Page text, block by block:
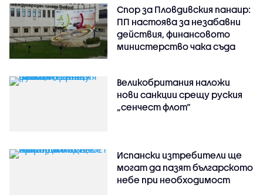
Спор за Пловдивския панаир:
ПП настоява за незабавни
действия, финансовото
министерство чака съда
Великобритания наложи
нови санкции срещу руския
„сенчест флот“
Испански изтребители ще
могат да пазят българското
небе при необходимост